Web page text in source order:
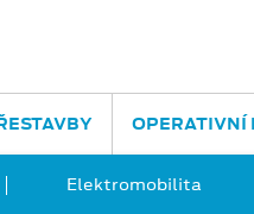
Elektromobilita
OPERATIVNÍ